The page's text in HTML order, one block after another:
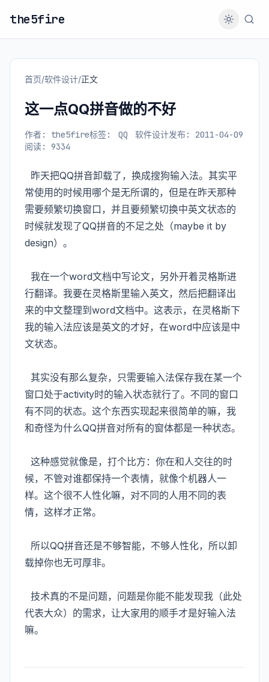
the5fire
首页/软件设计/正文
这一点QQ拼音做的不好
作者: the5fire标签: QQ 软件设计发布: 2011-04-09
阅读: 9334
昨天把QQ拼音卸载了，换成搜狗输入法。其实平
常使用的时候用哪个是无所谓的，但是在昨天那种
需要频繁切换窗口，并且要频繁切换中英文状态的
时候就发现了QQ拼音的不足之处（maybe it by
design）。
我在一个word文档中写论文，另外开着灵格斯进
行翻译。我要在灵格斯里输入英文，然后把翻译出
来的中文整理到word文档中。这表示，在灵格斯下
我的输入法应该是英文的才好，在word中应该是中
文状态。
其实没有那么复杂，只需要输入法保存我在某一个
窗口处于activity时的输入状态就行了。不同的窗口
有不同的状态。这个东西实现起来很简单的嘛，我
和奇怪为什么QQ拼音对所有的窗体都是一种状态。
这种感觉就像是，打个比方：你在和人交往的时
候，不管对谁都保持一个表情，就像个机器人一
样。这个很不人性化嘛，对不同的人用不同的表
情，这样才正常。
所以QQ拼音还是不够智能，不够人性化，所以卸
载掉你也无可厚非。
技术真的不是问题，问题是你能不能发现我（此处
代表大众）的需求，让大家用的顺手才是好输入法
嘛。